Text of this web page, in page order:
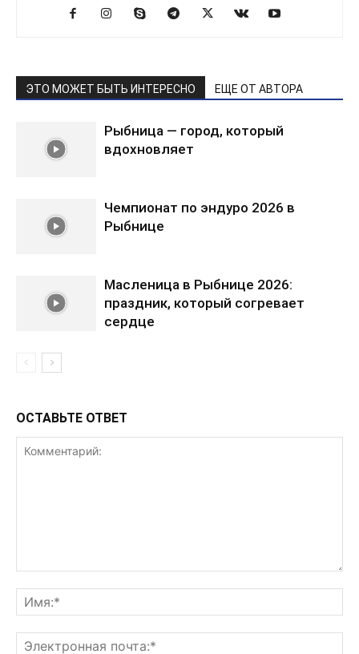
ЭТО МОЖЕТ БЫТЬ ИНТЕРЕСНО ЕЩЕ ОТ АВТОРА
Рыбница — город, который
вдохновляет
Чемпионат по эндуро 2026 в
Рыбнице
Масленица в Рыбнице 2026:
праздник, который согревает
сердце
ОСТАВЬТЕ ОТВЕТ